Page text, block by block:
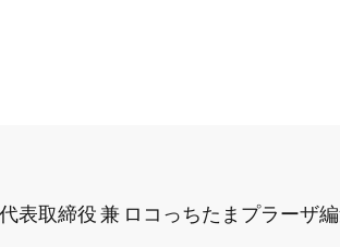
表取締役 兼 ロコっちたまプラーザ